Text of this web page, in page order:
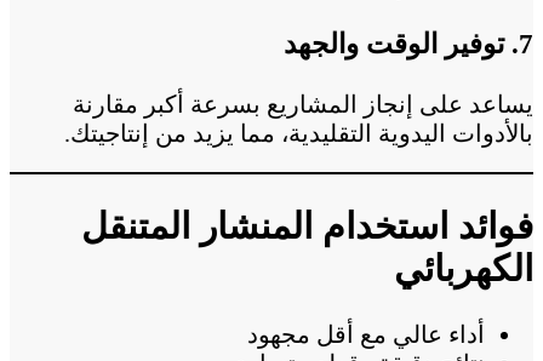
7. توفير الوقت والجهد
يساعد على إنجاز المشاريع بسرعة أكبر مقارنة
بالأدوات اليدوية التقليدية، مما يزيد من إنتاجيتك.
فوائد استخدام المنشار المتنقل
الكهربائي
أداء عالي مع أقل مجهود